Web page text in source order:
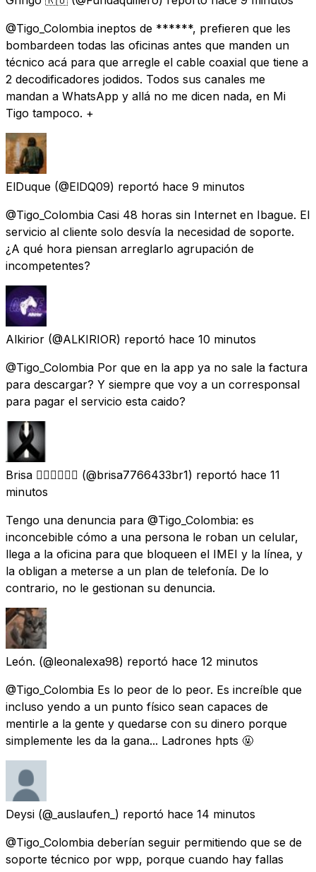
@Tigo_Colombia ineptos de ******, prefieren que les
bombardeen todas las oficinas antes que manden un
técnico acá para que arregle el cable coaxial que tiene a
2 decodificadores jodidos. Todos sus canales me
mandan a WhatsApp y allá no me dicen nada, en Mi
Tigo tampoco. +
ElDuque (@ElDQ09) reportó hace 9 minutos
@Tigo_Colombia Casi 48 horas sin Internet en Ibague. El
servicio al cliente solo desvía la necesidad de soporte.
¿A qué hora piensan arreglarlo agrupación de
incompetentes?
Alkirior (@ALKIRIOR) reportó hace 10 minutos
@Tigo_Colombia Por que en la app ya no sale la factura
para descargar? Y siempre que voy a un corresponsal
para pagar el servicio esta caido?
Brisa 🧚🏿‍♂️🧚🏿‍♂️ (@brisa7766433br1) reportó hace 11
minutos
Tengo una denuncia para @Tigo_Colombia: es
inconcebible cómo a una persona le roban un celular,
llega a la oficina para que bloqueen el IMEI y la línea, y
la obligan a meterse a un plan de telefonía. De lo
contrario, no le gestionan su denuncia.
León. (@leonalexa98) reportó hace 12 minutos
@Tigo_Colombia Es lo peor de lo peor. Es increíble que
incluso yendo a un punto físico sean capaces de
mentirle a la gente y quedarse con su dinero porque
simplemente les da la gana... Ladrones hpts 🤬
Deysi (@_auslaufen_) reportó hace 14 minutos
@Tigo_Colombia deberían seguir permitiendo que se de
soporte técnico por wpp, porque cuando hay fallas